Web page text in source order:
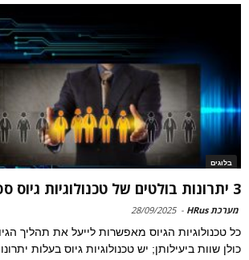
בלוגים
3 יתרונות בולטים של טכנולוגיות גיוס ספציפיות
מערכת HRus -
28/09/2025
כל טכנולוגיות הגיוס מאפשרות לייעל את תהליך
כולן שוות ביעילותן; יש טכנולוגיות גיוס בעלות